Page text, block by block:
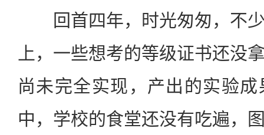
回首四年，时光匆匆，不少
上，一些想考的等级证书还没
尚未完全实现，产出的实验
中，学校的食堂还没有吃遍，